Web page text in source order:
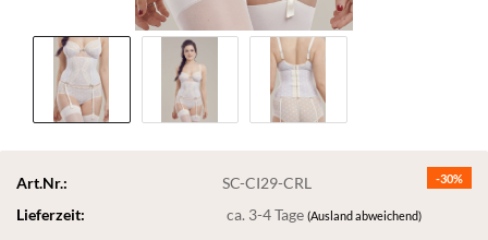
-30%
Art.Nr.:
SC-CI29-CRL
Lieferzeit:
ca. 3-4 Tage(Ausland abweichend)